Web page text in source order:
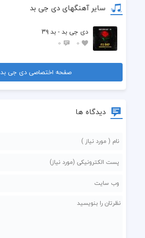
سایر آهنگهای دی جی بد
دی جی بد - بد ۳۹
0
0
صفحه اختصاصی دی جی بد
دیدگاه ها